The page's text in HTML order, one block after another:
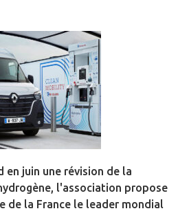
juin une révision de la
l'association propose
de la France le leader mondial